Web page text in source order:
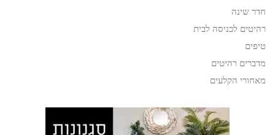
חדר שינה
רהיטים לכניסה לבית
טיפים
מדברים רהיטים
מאחורי הקלעים